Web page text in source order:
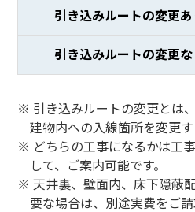
引き込みルートの変更あ
引き込みルートの変更な
引き込みルートの変更とは
建物内への入線箇所を変更す
どちらの工事になるかは工
して、ご案内可能です。
天井裏、壁面内、床下隠蔽
要な場合は、別途実費をご請